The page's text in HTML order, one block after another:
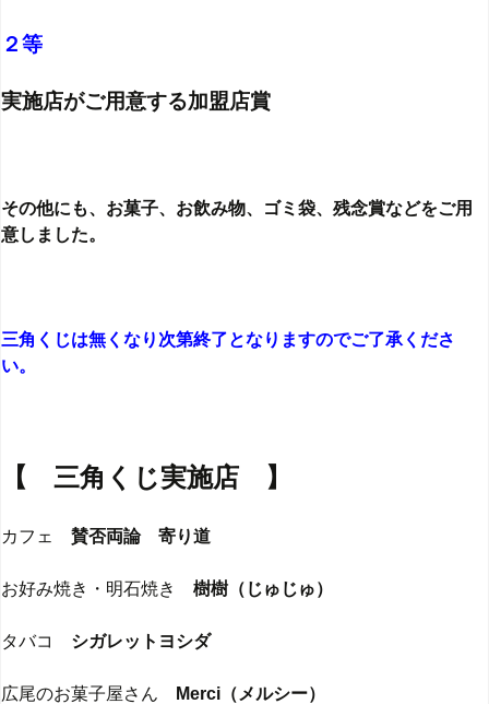
２等
実施店がご用意する加盟店賞
その他にも、お菓子、お飲み物、ゴミ袋、残念賞などをご用
意しました。
三角くじは無くなり次第終了となりますのでご了承くださ
い。
【 三角くじ実施店 】
カフェ 賛否両論 寄り道
お好み焼き・明石焼き 樹樹（じゅじゅ）
タバコ シガレットヨシダ
広尾のお菓子屋さん Merci （メルシー）